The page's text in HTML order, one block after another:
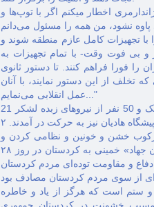
اخطار میکنم اگر با توپ‌ها و
تجهیزات کامل عازم منطقه شوند و
و بی فوت وقت- با تمام تجهیزات به
فورا فراهم کنند. تا دستور ثانوی
از این دستور نمایند، با آنان
عمل انقلابی می‌نمایم..."
همزمان با آنها امیر خلبان محمد کریم عابدی با یک فروند هلیکوپتر شونک و 50 نفر از نیروهای زبده لشکر 21
خشن و خونين و نظامی کردن و
امنيتی کردن فضای کردستان را مبنای کار خود قرار داده است. «فرمان جهاد» خمینی به کردستان در روز ۲۸
نیز دفاع و مقاومت توده‌ای مردم کردستان
ستم است که‌ هرگز از یاد و خاطره